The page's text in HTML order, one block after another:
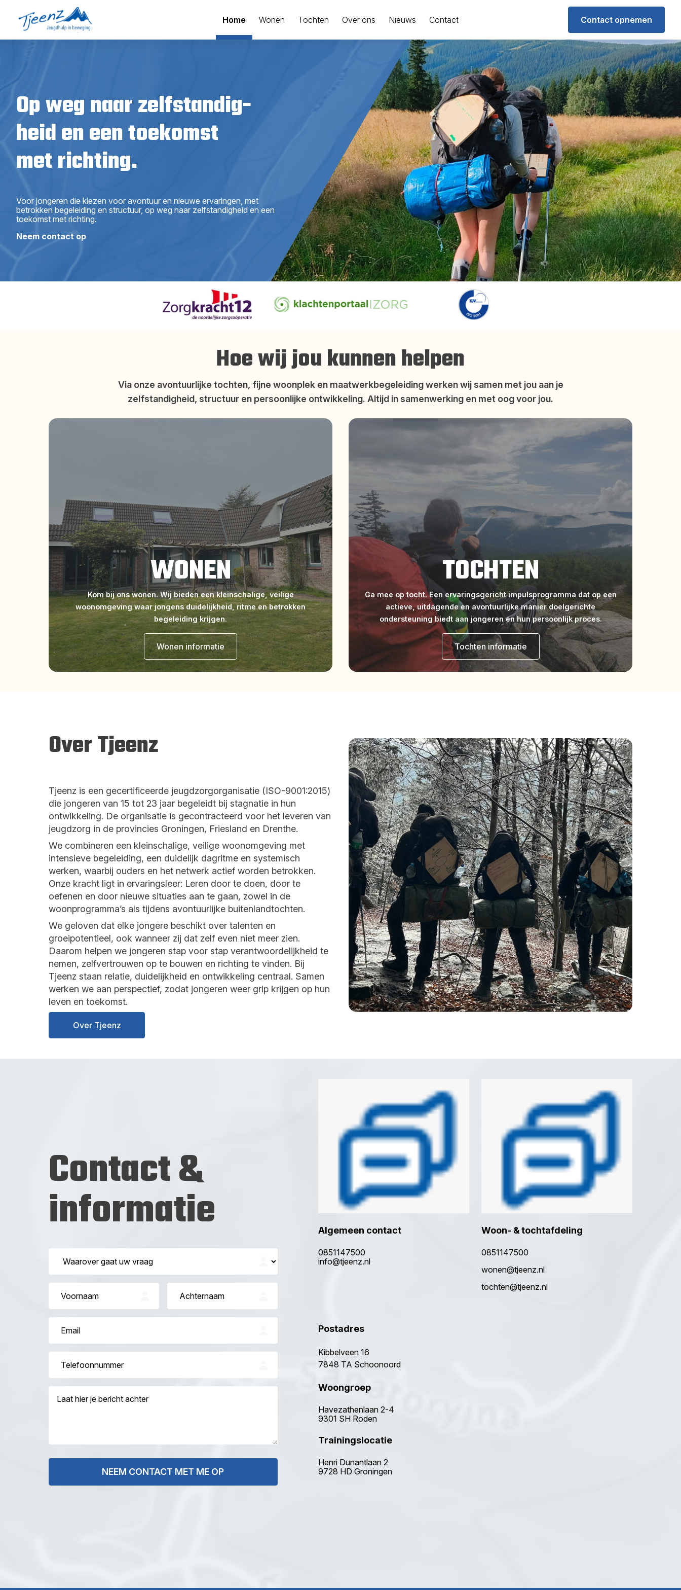
Home Wonen Tochten Over ons Nieuws Contact Contact opnemen
Op weg naar zelfstandig-
heid en een toekomst
met richting.
Voor jongeren die kiezen voor avontuur en nieuwe ervaringen, met
betrokken begeleiding en structuur, op weg naar zelfstandigheid en een
toekomst met richting.
Neem contact op
Hoe wij jou kunnen helpen
Via onze avontuurlijke tochten, fijne woonplek en maatwerkbegeleiding werken wij samen met jou aan je
zelfstandigheid, structuur en persoonlijke ontwikkeling. Altijd in samenwerking en met oog voor jou.
WONEN
Kom bij ons wonen. Wij bieden een kleinschalige, veilige
woonomgeving waar jongens duidelijkheid, ritme en betrokken
begeleiding krijgen.
Wonen informatie
TOCHTEN
Ga mee op tocht. Een ervaringsgericht impulsprogramma dat op een
actieve, uitdagende en avontuurlijke manier doelgerichte
ondersteuning biedt aan jongeren en hun persoonlijk proces.
Tochten informatie
Over Tjeenz
Tjeenz is een gecertificeerde jeugdzorgorganisatie (ISO-9001:2015)
die jongeren van 15 tot 23 jaar begeleidt bij stagnatie in hun
ontwikkeling. De organisatie is gecontracteerd voor het leveren van
jeugdzorg in de provincies Groningen, Friesland en Drenthe.
We combineren een kleinschalige, veilige woonomgeving met
intensieve begeleiding, een duidelijk dagritme en systemisch
werken, waarbij ouders en het netwerk actief worden betrokken.
Onze kracht ligt in ervaringsleer: Leren door te doen, door te
oefenen en door nieuwe situaties aan te gaan, zowel in de
woonprogramma’s als tijdens avontuurlijke buitenlandtochten.
We geloven dat elke jongere beschikt over talenten en
groeipotentieel, ook wanneer zij dat zelf even niet meer zien.
Daarom helpen we jongeren stap voor stap verantwoordelijkheid te
nemen, zelfvertrouwen op te bouwen en richting te vinden. Bij
Tjeenz staan relatie, duidelijkheid en ontwikkeling centraal. Samen
werken we aan perspectief, zodat jongeren weer grip krijgen op hun
leven en toekomst.
Over Tjeenz
Contact &
informatie
NEEM CONTACT MET ME OP
Algemeen contact
0851147500
info@tjeenz.nl
Woon- & tochtafdeling
0851147500
wonen@tjeenz.nl
tochten@tjeenz.nl
Postadres
Kibbelveen 16
7848 TA Schoonoord
Woongroep
Havezathenlaan 2-4
9301 SH Roden
Trainingslocatie
Henri Dunantlaan 2
9728 HD Groningen